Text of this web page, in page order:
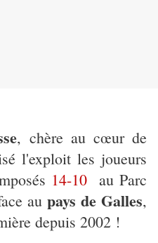
, chère au cœur de
l'exploit les joueurs
14-10 au Parc
au pays de Galles,
depuis 2002 !